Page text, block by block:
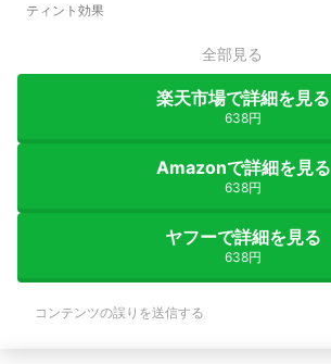
ティント効果
全部見る
楽天市場で詳細を見る
638円
Amazonで詳細を見る
638円
ヤフーで詳細を見る
638円
コンテンツの誤りを送信する